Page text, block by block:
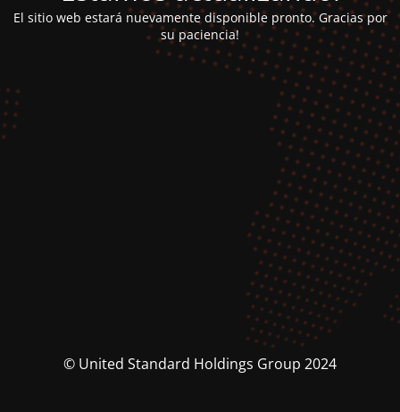
El sitio web estará nuevamente disponible pronto. Gracias por
su paciencia!
© United Standard Holdings Group 2024